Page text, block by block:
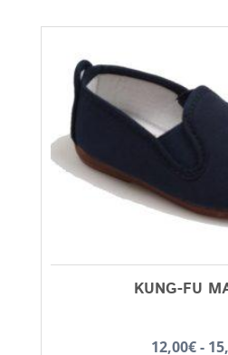
transpiración, comodidad y
con todos los estilos de ropa
rango de tallas para poder
pequeños de la casa,
hermanas mayores, madres,
abuelas......... desde la talla
colores). Debes tener en cuenta que las tallas no
son muy grandes y si tienes
número, elige siempre el
KUNG-FU
12,00€ -